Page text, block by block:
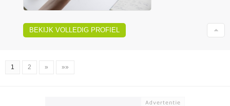
BEKIJK VOLLEDIG PROFIEL
1 2 » »»